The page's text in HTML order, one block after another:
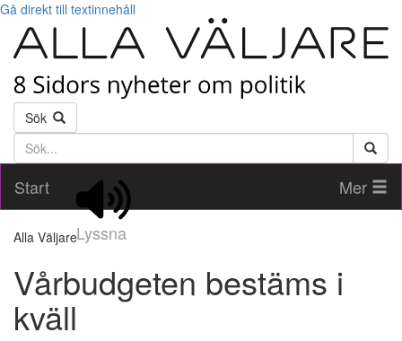
Gå direkt till textinnehåll
Sök
Söktext
Start
Lyssna
Mer
Alla Väljare
Vårbudgeten bestäms i
kväll